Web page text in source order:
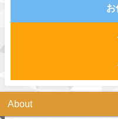
About